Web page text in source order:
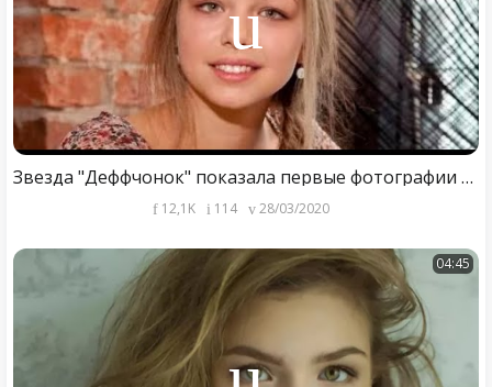
Звезда "Деффчонок" показала первые фотографии со свадьбы | Таисия Вилкова
12,1K 114 28/03/2020
04:45